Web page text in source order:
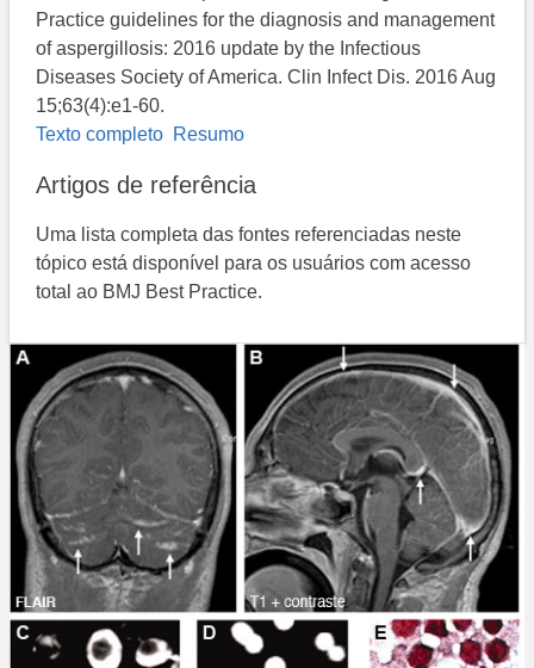
Practice guidelines for the diagnosis and management
of aspergillosis: 2016 update by the Infectious
Diseases Society of America. Clin Infect Dis. 2016 Aug
15;63(4):e1-60.
Texto completo Resumo
Artigos de referência
Uma lista completa das fontes referenciadas neste
tópico está disponível para os usuários com acesso
total ao BMJ Best Practice.